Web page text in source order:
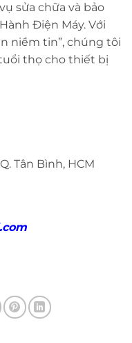
sửa chữa và bảo
Điện Máy. Với
niềm tin”, chúng tôi
thọ cho thiết bị
Tân Bình, HCM